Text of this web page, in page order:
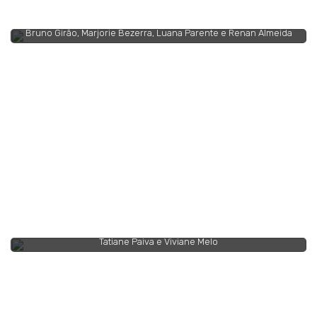
Bruno Girão, Marjorie Bezerra, Luana Parente e Renan Almeida
Tatiane Paiva e Viviane Melo